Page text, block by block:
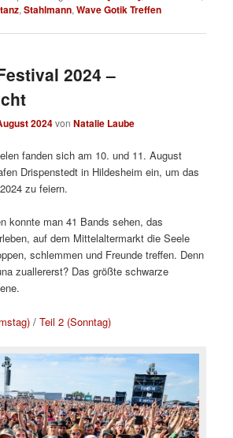
,Stahlmann,Wave Gotik Treffen
2024 –
2024vonNatalie Laube
fanden sich am 10. und 11. August
Drispenstedt in Hildesheim ein, um das
zu feiern.
konnte man 41 Bands sehen, das
auf dem Mittelaltermarkt die Seele
schlemmen und Freunde treffen. Denn
zuallererst? Das größte schwarze
/Teil 2 (Sonntag)